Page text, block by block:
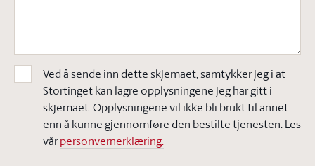
Ved å sende inn dette skjemaet, samtykker jeg i at
Stortinget kan lagre opplysningene jeg har gitt i
skjemaet. Opplysningene vil ikke bli brukt til annet
enn å kunne gjennomføre den bestilte tjenesten. Les
vårpersonvernerklæring.